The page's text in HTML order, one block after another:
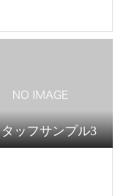
ッフサンプル3